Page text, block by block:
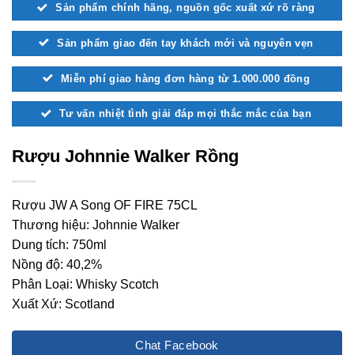
Sản phẩm chính hãng, nguồn gốc xuất xứ rõ ràng
Sản phẩm giao đến tay khách mới và nguyên vẹn
Miễn phí giao hàng đơn hàng từ 1.000.000 đồng
Tư vấn nhiệt tình giải đáp mọi thắc mắc của bạn
Rượu Johnnie Walker Rồng
Rượu JW A Song OF FIRE 75CL
Thương hiệu: Johnnie Walker
Dung tích: 750ml
Nồng độ: 40,2%
Phân Loại: Whisky Scotch
Xuất Xứ: Scotland
Chat Facebook